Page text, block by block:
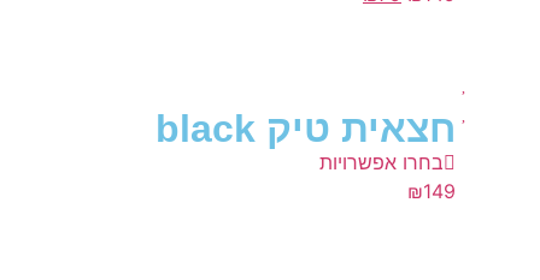
חצאית טיק black
בחרו אפשרויות
₪149